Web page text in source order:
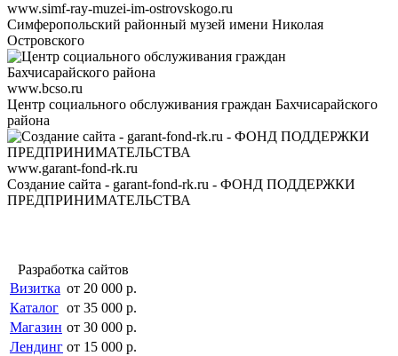
www.simf-ray-muzei-im-ostrovskogo.ru
Симферопольский районный музей имени Николая
Островского
www.bcso.ru
Центр социального обслуживания граждан Бахчисарайского
района
www.garant-fond-rk.ru
Создание сайта - garant-fond-rk.ru - ФОНД ПОДДЕРЖКИ
ПРЕДПРИНИМАТЕЛЬСТВА
Разработка сайтов
Визитка от 20 000 р.
Каталог от 35 000 р.
Магазин от 30 000 р.
Лендинг от 15 000 р.